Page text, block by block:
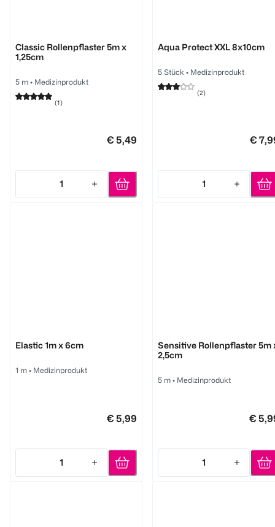
Classic Rollenpflaster 5m x
1,25cm
5 m • Medizinprodukt
(1)
€ 5,49
1
Quantity: 1
Aqua Protect XXL 8x10cm
5 Stück • Medizinprodukt
(2)
€
1
Quantity: 1
Elastic 1m x 6cm
1 m • Medizinprodukt
€ 5,99
1
Quantity: 1
Sensitive Rollenpflaster 5m
2,5cm
5 m • Medizinprodukt
€
1
Quantity: 1